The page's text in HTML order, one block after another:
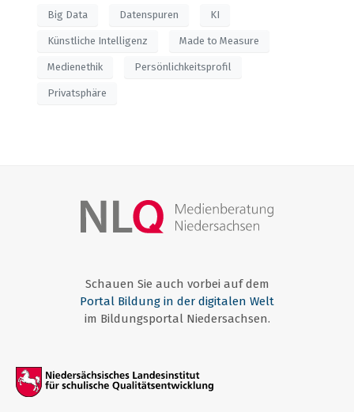
Big Data Datenspuren KI
Künstliche Intelligenz Made to Measure
Medienethik Persönlichkeitsprofil
Privatsphäre
Schauen Sie auch vorbei auf dem
Portal Bildung in der digitalen Welt
im Bildungsportal Niedersachsen.